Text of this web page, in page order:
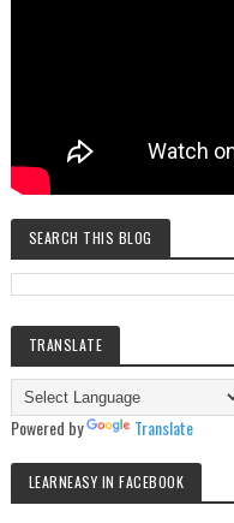
SEARCH THIS BLOG
TRANSLATE
Powered by Translate
LEARNEASY IN FACEBOOK